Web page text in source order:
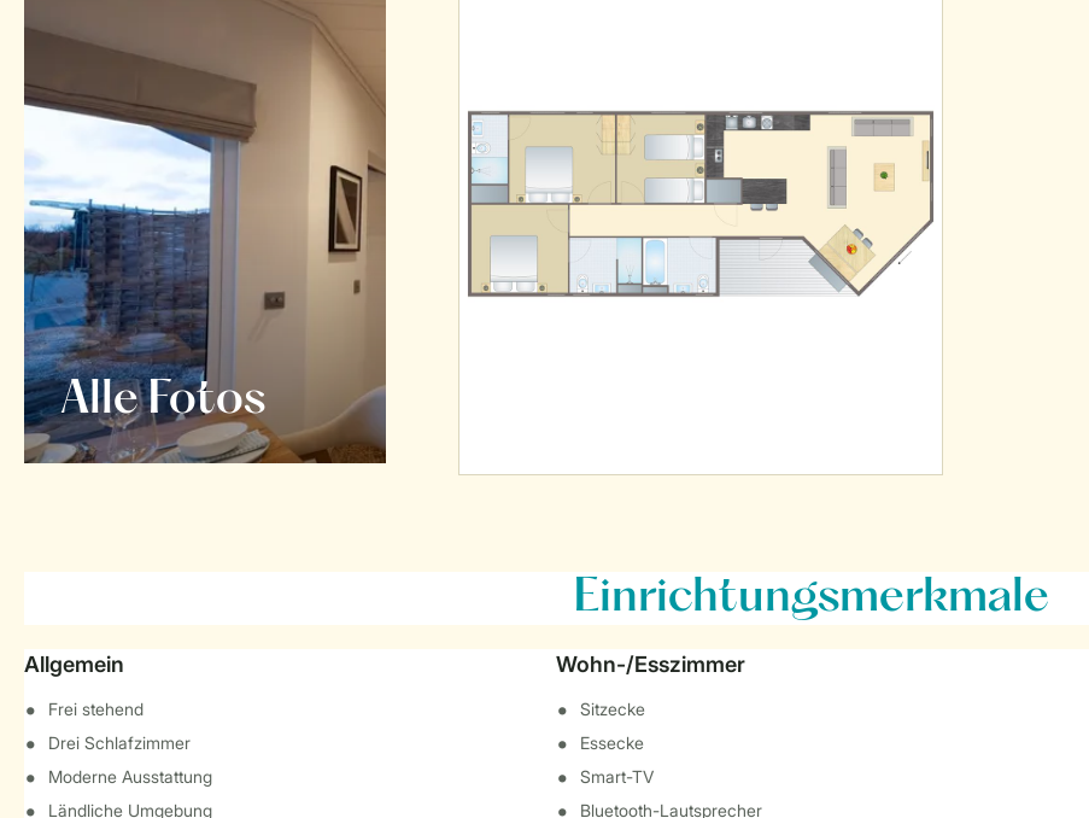
Alle Fotos
Einrichtungsmerkmale
Allgemein
Frei stehend
Drei Schlafzimmer
Moderne Ausstattung
Ländliche Umgebung
Wohn-/Esszimmer
Sitzecke
Essecke
Smart-TV
Bluetooth-Lautsprecher